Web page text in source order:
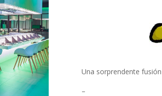
Una sorprendente
–